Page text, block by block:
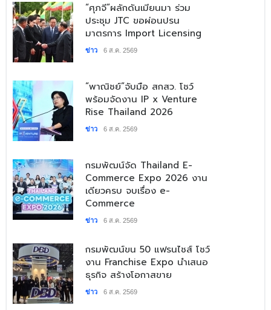
“ศุภจี”ผลักดันเมียนมา ร่วม
ประชุม JTC ขอผ่อนปรน
มาตรการ Import Licensing
ข่าว 6 ส.ค. 2569
​“พาณิชย์”จับมือ สกสว. โชว์
พร้อมจัดงาน IP x Venture
Rise Thailand 2026
ข่าว 6 ส.ค. 2569
​กรมพัฒน์จัด Thailand E-
Commerce Expo 2026 งาน
เดียวครบ จบเรื่อง e-
Commerce
ข่าว 6 ส.ค. 2569
กรมพัฒน์ขน 50 แฟรนไชส์ โชว์
งาน Franchise Expo นำเสนอ
ธุรกิจ สร้างโอกาสขาย
ข่าว 6 ส.ค. 2569